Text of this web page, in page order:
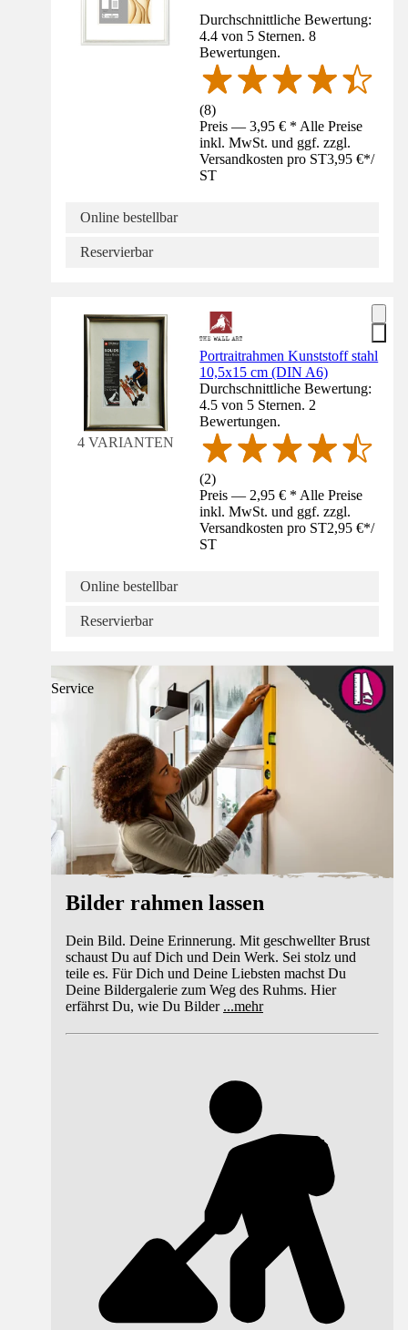
Durchschnittliche Bewertung:
4.4 von 5 Sternen. 8
Bewertungen.
(8)
Preis — 3,95 € * Alle Preise
inkl. MwSt. und ggf. zzgl.
Versandkosten pro ST3,95 €*/
ST
Online bestellbar
Reservierbar
4 VARIANTEN
Portraitrahmen Kunststoff stahl
10,5x15 cm (DIN A6)
Durchschnittliche Bewertung:
4.5 von 5 Sternen. 2
Bewertungen.
(2)
Preis — 2,95 € * Alle Preise
inkl. MwSt. und ggf. zzgl.
Versandkosten pro ST2,95 €*/
ST
Online bestellbar
Reservierbar
Service
Bilder rahmen lassen
Dein Bild. Deine Erinnerung. Mit geschwellter Brust
schaust Du auf Dich und Dein Werk. Sei stolz und
teile es. Für Dich und Deine Liebsten machst Du
Deine Bildergalerie zum Weg des Ruhms. Hier
erfährst Du, wie Du Bilder ...mehr